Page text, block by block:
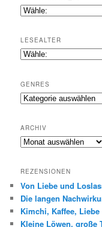
LESEALTER
GENRES
Genres
ARCHIV
Archiv
REZENSIONEN
Von Liebe und
Die langen
Kimchi, Kaffee, Liebe
Kleine Löwen, große